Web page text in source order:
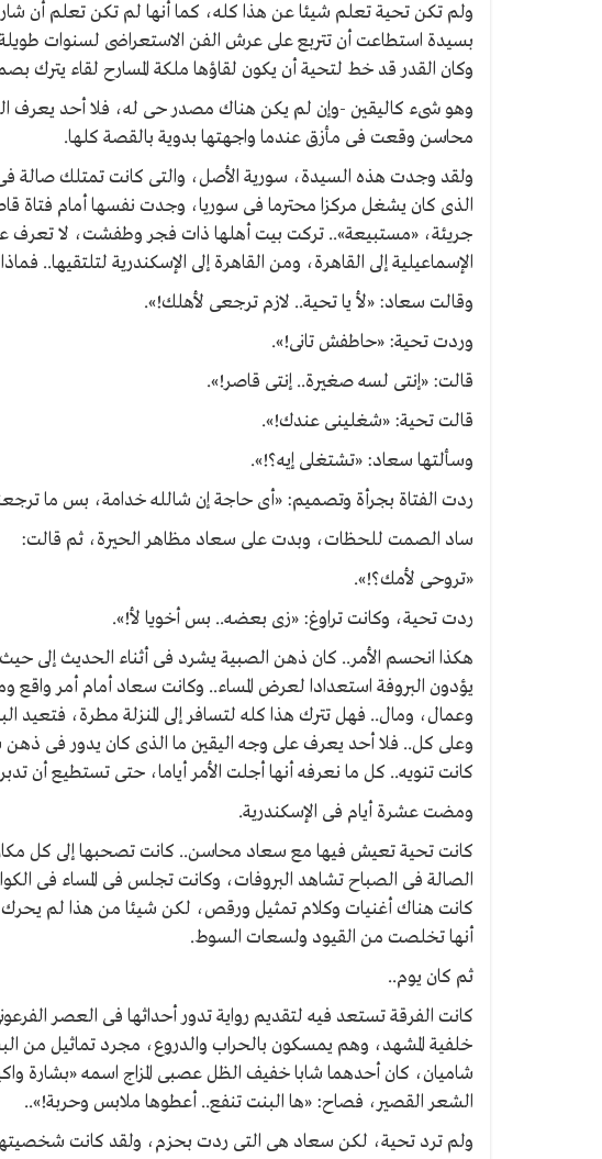
ولم تكن تحية تعلم شيئا عن هذا كله، كما أنها لم تكن تعلم أن
بسيدة استطاعت أن تتربع على عرش الفن الاستعراضى لسنوات
وكان القدر قد خط لتحية أن يكون لقاؤها ملكة المسارح لقاء يترك
وهو شىء كاليقين -وإن لم يكن هناك مصدر حى له، فلا أحد يعرف
محاسن وقعت فى مأزق عندما واجهتها بدوية بالقصة كلها.
ولقد وجدت هذه السيدة، سورية الأصل، والتى كانت تمتلك صالة
الذى كان يشغل مركزا محترما فى سوريا، وجدت نفسها أمام فتاة
جريئة، «مستبيعة».. تركت بيت أهلها ذات فجر وطفشت، لا تعرف
الإسماعيلية إلى القاهرة، ومن القاهرة إلى الإسكندرية لتلتقيها..
وقالت سعاد: «لأ يا تحية.. لازم ترجعى لأهلك!».
وردت تحية: «حاطفش تانى!».
قالت: «إنتى لسه صغيرة.. إنتى قاصر!».
قالت تحية: «شغلينى عندك!».
وسألتها سعاد: «تشتغلى إيه؟!».
ردت الفتاة بجرأة وتصميم: «أى حاجة إن شالله خدامة، بس ما
ساد الصمت للحظات، وبدت على سعاد مظاهر الحيرة، ثم قالت:
«تروحى لأمك؟!».
ردت تحية، وكانت تراوغ: «زى بعضه.. بس أخويا لأ!».
هكذا انحسم الأمر.. كان ذهن الصبية يشرد فى أثناء الحديث إلى
يؤدون البروفة استعدادا لعرض المساء.. وكانت سعاد أمام أمر
وعمال، ومال.. فهل تترك هذا كله لتسافر إلى المنزلة مطرة، فتعيد
وعلى كل.. فلا أحد يعرف على وجه اليقين ما الذى كان يدور فى
كانت تنويه.. كل ما نعرفه أنها أجلت الأمر أياما، حتى تستطيع أن
ومضت عشرة أيام فى الإسكندرية.
كانت تحية تعيش فيها مع سعاد محاسن.. كانت تصحبها إلى كل
الصالة فى الصباح تشاهد البروفات، وكانت تجلس فى المساء فى
كانت هناك أغنيات وكلام تمثيل ورقص، لكن شيئا من هذا لم يحرك
أنها تخلصت من القيود ولسعات السوط.
ثم كان يوم..
كانت الفرقة تستعد فيه لتقديم رواية تدور أحداثها فى العصر
خلفية المشهد، وهم يمسكون بالحراب والدروع، مجرد تماثيل من
شاميان، كان أحدهما شابا خفيف الظل عصبى المزاج اسمه «بشارة
الشعر القصير، فصاح: «ها البنت تنفع.. أعطوها ملابس وحربة!»..
ولم ترد تحية، لكن سعاد هى التى ردت بحزم، ولقد كانت